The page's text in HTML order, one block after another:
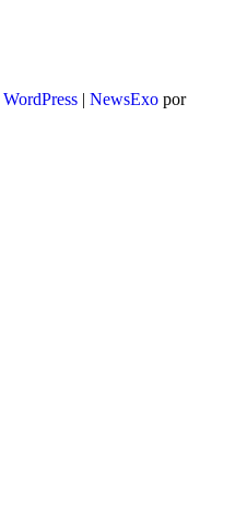
WordPress | NewsExo por